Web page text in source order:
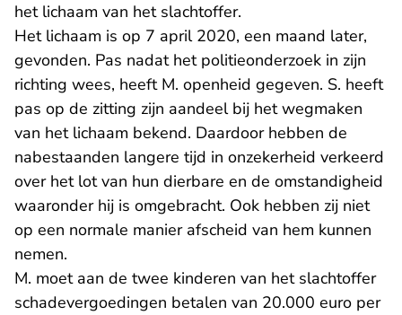
het lichaam van het slachtoffer.
Het lichaam is op 7 april 2020, een maand later,
gevonden. Pas nadat het politieonderzoek in zijn
richting wees, heeft M. openheid gegeven. S. heeft
pas op de zitting zijn aandeel bij het wegmaken
van het lichaam bekend. Daardoor hebben de
nabestaanden langere tijd in onzekerheid verkeerd
over het lot van hun dierbare en de omstandigheid
waaronder hij is omgebracht. Ook hebben zij niet
op een normale manier afscheid van hem kunnen
nemen.
M. moet aan de twee kinderen van het slachtoffer
schadevergoedingen betalen van 20.000 euro per